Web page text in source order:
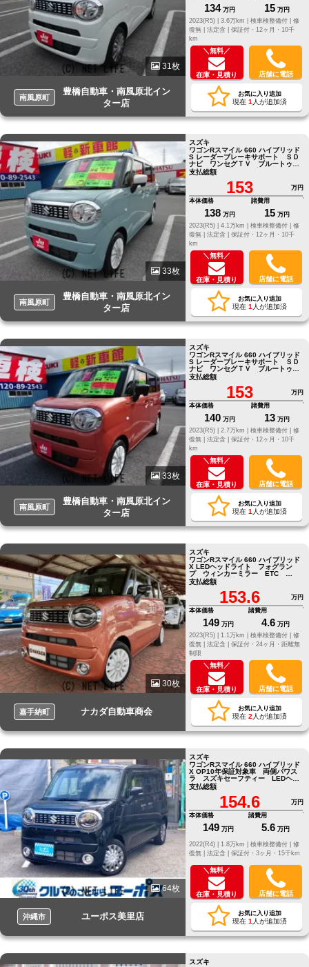
31枚
南風原町
豊橋自動車・南風原北イン
ター店
134 万円 15 万円
2023(R5) |
3.6万km | 検車検整備付 | 修
復無 | 法定含 | 保証付・12ヶ月・10千
km
＼無料／
在庫・見積り 店舗に電話
お気に入り追加
現在 1 人が追加済
33枚
南風原町
豊橋自動車・南風原北イン
ター店
スズキ
ワゴンRスマイル 660 ハイブリッド
S レーダーブレーキサポート ＳＤ
ナビ ワンセグＴＶ ブルートゥー
ス ドライブレコーダー ＥＴＣ
支払総額
153
万円
本体価格
138 万円
諸費用
15 万円
2023(R5) |
4.1万km | 検車検整備付 | 修
復無 | 法定含 | 保証付・12ヶ月・10千
km
＼無料／
在庫・見積り 店舗に電話
お気に入り追加
現在 1 人が追加済
33枚
南風原町
豊橋自動車・南風原北イン
ター店
スズキ
ワゴンRスマイル 660 ハイブリッド
S レーダーブレーキサポート ＳＤ
ナビ ワンセグＴＶ ブルートゥー
ス ドライブレコーダー ＥＴＣ
支払総額
153
万円
本体価格
140 万円
諸費用
13 万円
2023(R5) |
2.7万km | 検車検整備付 | 修
復無 | 法定含 | 保証付・12ヶ月・10千
km
＼無料／
在庫・見積り 店舗に電話
お気に入り追加
現在 1 人が追加済
30枚
嘉手納町 ナカダ自動車商会
スズキ
ワゴンRスマイル 660 ハイブリッド
X LEDヘッドライト フォグラン
プ ウィンカーミラー ETC
Bluetooh 両側パワースライド
支払総額
153.6
万円
本体価格
149 万円
諸費用
4.6 万円
2023(R5) |
1.1万km | 検車検整備付 | 修
復無 | 法定含 | 保証付・24ヶ月・距離無
制限
＼無料／
在庫・見積り 店舗に電話
お気に入り追加
現在 2 人が追加済
64枚
沖縄市 ユーポス美里店
スズキ
ワゴンRスマイル 660 ハイブリッド
X OP10年保証対象車 両側パワス
ラ スズキセーフティー LEDヘッ
ドライト コーナーセンサー
支払総額
154.6
万円
本体価格
149 万円
諸費用
5.6 万円
修
復無 | 法定含 | 保証付・3ヶ月・15千km
＼無料／
在庫・見積り 店舗に電話
お気に入り追加
現在 1 人が追加済
スズキ